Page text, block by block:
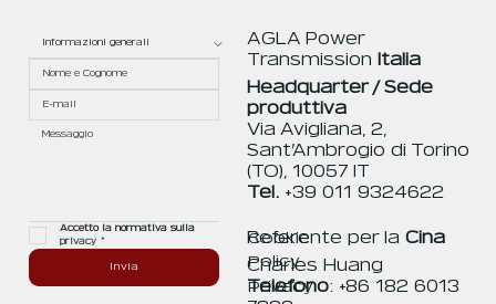
Accetto la normativa sulla
privacy *
Invia
Cookie
Policy
Privacy
AGLA Power
Transmission
Italia
Headquarter / Sede
produttiva
Via Avigliana, 2,
Sant’Ambrogio di Torino
(TO), 10057 IT
Tel. +39 011 9324622
Referente per la Cina
Charles Huang
Telefono: +86 182 6013